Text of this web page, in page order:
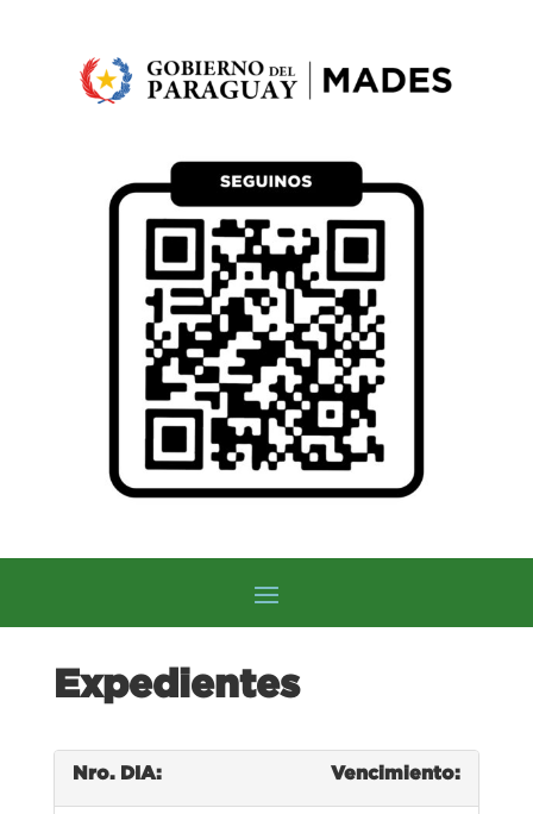
Expedientes
Nro. DIA: Vencimiento: